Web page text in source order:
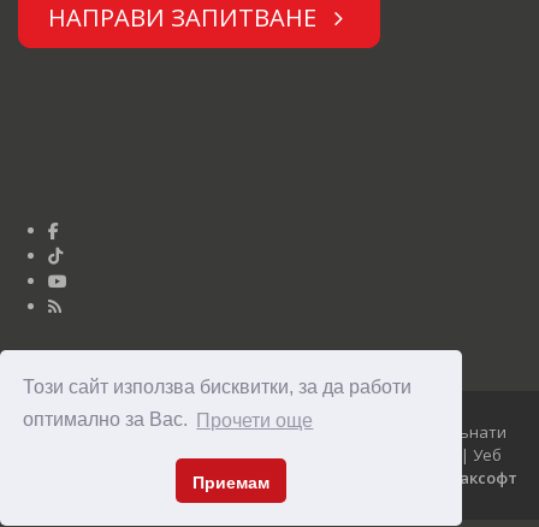
Този сайт използва бисквитки, за да работи
оптимално за Вас.
Прочети още
Приемам
НАПРАВИ ЗАПИТВАНЕ
Юниор Дизайн © Опънати тавани Clipso 2010 - 2026 Опънати
тавани Clipso - уникални, модерни и достъпни тавани | Уеб
дизайн, изработка, поддръжка и
Максофт